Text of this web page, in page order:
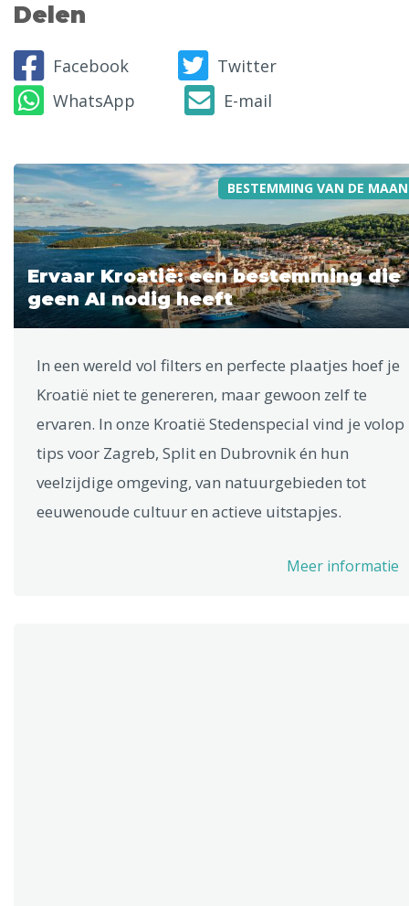
Delen
Facebook
Twitter
WhatsApp
E-mail
BESTEMMING VAN DE
Ervaar Kroatië: een bestemming die
geen AI nodig heeft
In een wereld vol filters en perfecte plaatjes hoef je
Kroatië niet te genereren, maar gewoon zelf te
ervaren. In onze Kroatië Stedenspecial vind je volop
tips voor Zagreb, Split en Dubrovnik én hun
veelzijdige omgeving, van natuurgebieden tot
eeuwenoude cultuur en actieve uitstapjes.
Meer informatie